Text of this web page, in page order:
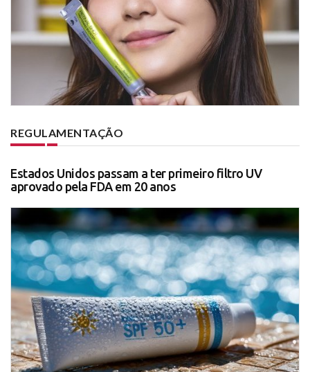
REGULAMENTAÇÃO
Estados Unidos passam a ter primeiro filtro UV
aprovado pela FDA em 20 anos